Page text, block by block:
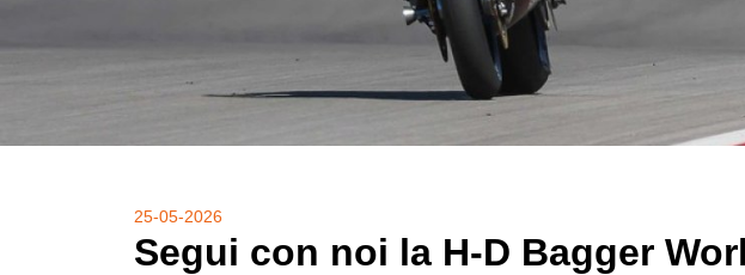
25-05-2026
Segui con noi la H-D Bagger